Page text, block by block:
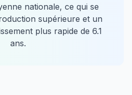
nationale, ce qui se
supérieure et un
plus rapide de 6.1
ans.